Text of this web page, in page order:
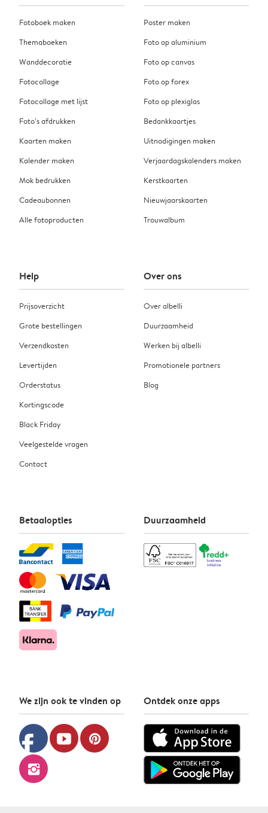
Fotoboek maken
Themaboeken
Wanddecoratie
Fotocollage
Fotocollage met lijst
Foto’s afdrukken
Kaarten maken
Kalender maken
Mok bedrukken
Cadeaubonnen
Alle fotoproducten
Poster maken
Foto op aluminium
Foto op canvas
Foto op forex
Foto op plexiglas
Bedankkaartjes
Uitnodigingen maken
Verjaardagskalenders maken
Kerstkaarten
Nieuwjaarskaarten
Trouwalbum
Help
Prijsoverzicht
Grote bestellingen
Verzendkosten
Levertijden
Orderstatus
Kortingscode
Black Friday
Veelgestelde vragen
Contact
Over ons
Over albelli
Duurzaamheid
Werken bij albelli
Promotionele partners
Blog
Betaalopties Duurzaamheid
We zijn ook te vinden op
facebook youtube pinterest
instagram
Ontdek onze apps